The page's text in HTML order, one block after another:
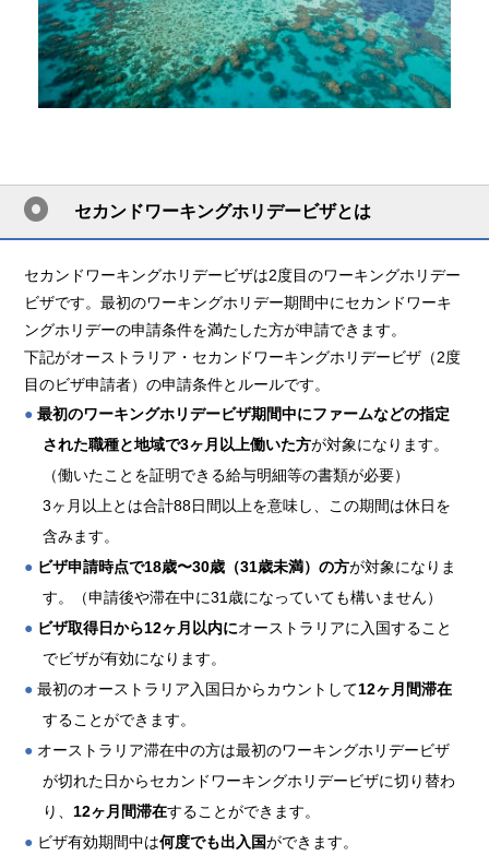
セカンドワーキングホリデービザとは
セカンドワーキングホリデービザは2度目のワーキングホリデー
ビザです。最初のワーキングホリデー期間中にセカンドワーキ
ングホリデーの申請条件を満たした方が申請できます。
下記がオーストラリア・セカンドワーキングホリデービザ（2度
目のビザ申請者）の申請条件とルールです。
● 最初のワーキングホリデービザ期間中にファームなどの指定
された職種と地域で3ヶ月以上働いた方が対象になります。
（働いたことを証明できる給与明細等の書類が必要）
3ヶ月以上とは合計88日間以上を意味し、この期間は休日を
含みます。
● ビザ申請時点で18歳〜30歳（31歳未満）の方が対象になりま
す。（申請後や滞在中に31歳になっていても構いません）
● ビザ取得日から12ヶ月以内にオーストラリアに入国すること
でビザが有効になります。
● 最初のオーストラリア入国日からカウントして12ヶ月間滞在
することができます。
● オーストラリア滞在中の方は最初のワーキングホリデービザ
が切れた日からセカンドワーキングホリデービザに切り替わ
り、 12ヶ月間滞在することができます。
● ビザ有効期間中は何度でも出入国ができます。